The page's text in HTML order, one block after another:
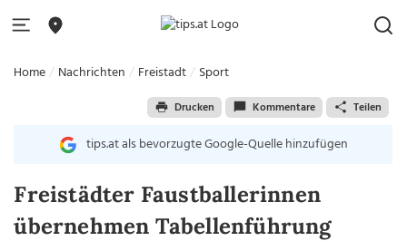
Home Nachrichten Freistadt Sport
Drucken Kommentare Teilen
tips.at als bevorzugte Google-Quelle hinzufügen
Freistädter Faustballerinnen
übernehmen Tabellenführung